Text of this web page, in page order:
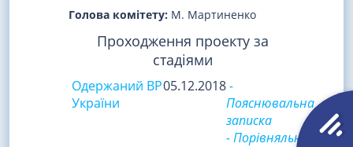
Голова комітету: М. Мартиненко
Проходження проекту за
стадіями
Одержаний ВР
України
05.12.2018-
Пояснювальна
записка
- Порівняльна